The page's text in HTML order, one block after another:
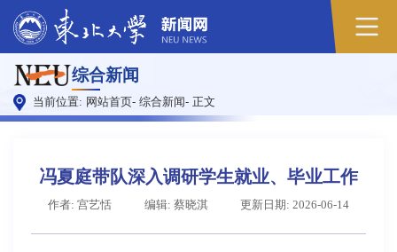
综合新闻
当前位置: 网站首页- 综合新闻- 正文
冯夏庭带队深入调研学生就业、毕业工作
作者: 宫艺恬 编辑: 蔡晓淇 更新日期: 2026-06-14